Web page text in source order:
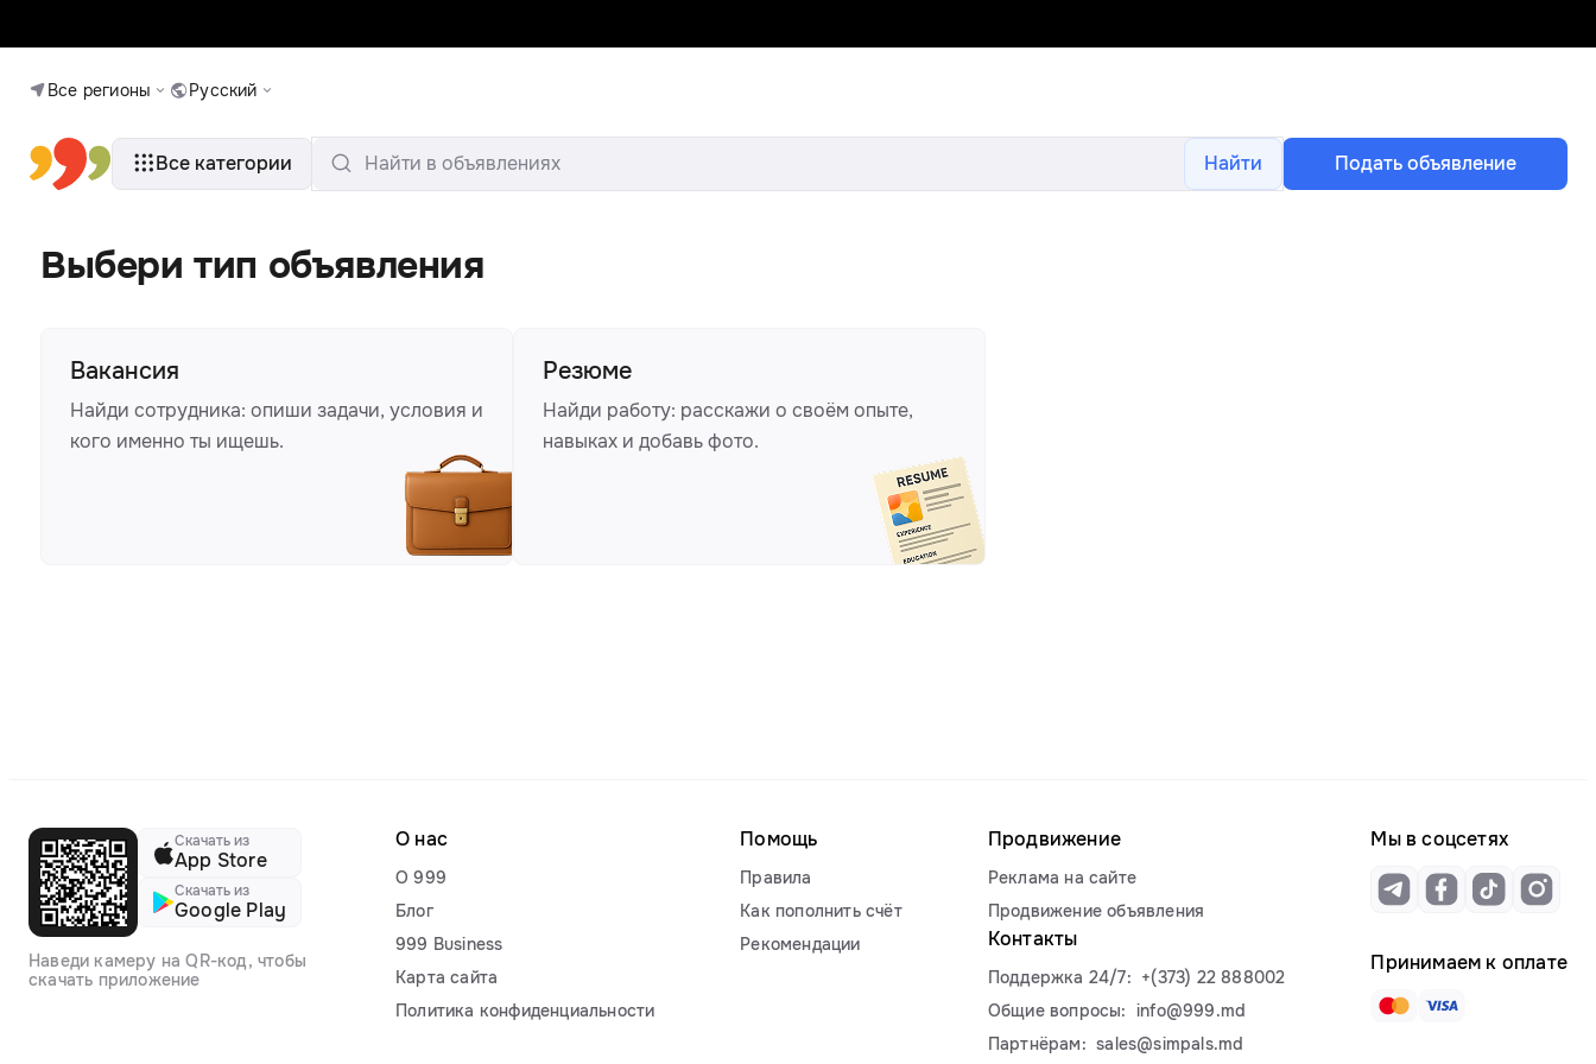
Все регионы Русский
Все категории Найти в объявлениях Найти Подать объявление
Выбери тип объявления
Вакансия
Найди сотрудника: опиши задачи, условия и
кого именно ты ищешь.
Резюме
Найди работу: расскажи о своём опыте,
навыках и добавь фото.
Скачать из
App Store
Скачать из
Google Play
Наведи камеру на QR-код, чтобы
скачать приложение
О нас
О 999
Блог
999 Business
Карта сайта
Политика конфиденциальности
Помощь
Правила
Как пополнить счёт
Рекомендации
Продвижение
Реклама на сайте
Продвижение объявления
Контакты
Поддержка 24/7: +(373) 22 888002
Общие вопросы: info@999.md
Партнёрам: sales@simpals.md
Мы в соцсетях
Принимаем к оплате